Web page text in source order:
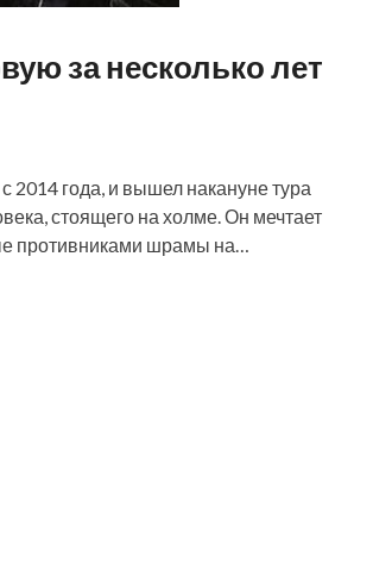
за несколько лет
2014 года, и вышел накануне тура
стоящего на холме. Он мечтает
противниками шрамы на…